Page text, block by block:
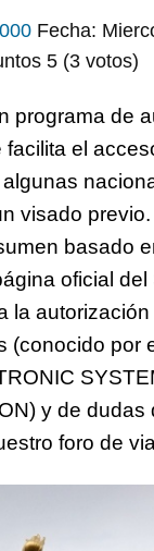
Fecha:
5 (3 votos)
programa de
el
visado
basado
oficial del
la
(conocido por
y de dudas
foro de